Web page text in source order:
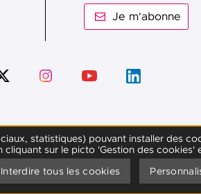
Je m'abonne
sur Facebook
nous sur Twitter
Suivez-nous sur Instagram
Suivez-nous sur Youtube
Suivez-nous
Données personnelles
statistiques) pouvant installer des
sur le picto 'Gestion des
Interdire tous les cookies